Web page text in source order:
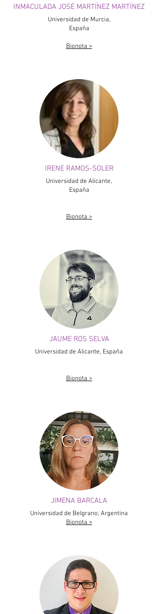
INMACULADA JOSÉ MARTÍNEZ MARTÍNEZ
Universidad de Murcia,
España
Bionota >
IRENE RAMOS-SOLER
Universidad de Alicante,
España
Bionota >
JAUME ROS SELVA
Universidad de Alicante, España
Bionota >
JIMENA BARCALA
Universidad de Belgrano, Argentina
Bionota >